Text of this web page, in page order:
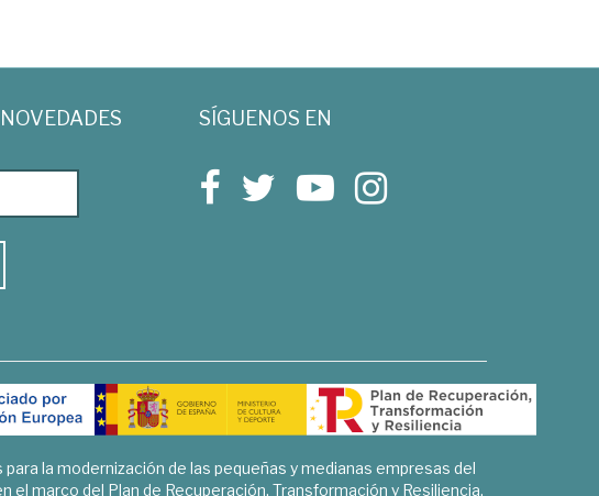
SÍGUENOS EN
para la modernización de las pequeñas y medianas empresas del
el marco del Plan de Recuperación, Transformación y Resiliencia.